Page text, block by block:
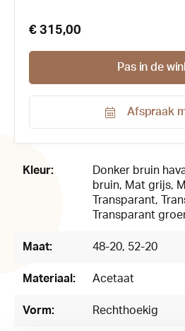
€ 315,00
Pas in de
Afspraak
Kleur:
Donker bruin
bruin, Mat grijs,
Transparant,
Transparant
Maat: 48-20, 52-20
Materiaal: Acetaat
Vorm: Rechthoekig